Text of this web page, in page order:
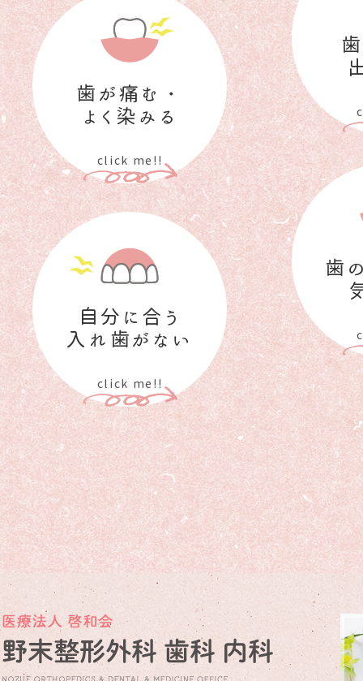
歯が痛む・
よく染みる
click me!!
自分に合う
入れ歯がない
click me!!
歯